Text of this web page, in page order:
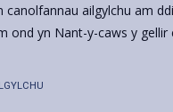
canolfannau ailgylchu am
ond yn Nant-y-caws y gellir